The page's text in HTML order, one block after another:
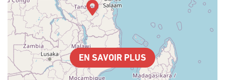
EN SAVOIR PLUS